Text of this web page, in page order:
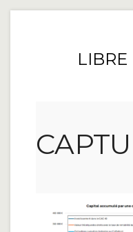
LIBRE